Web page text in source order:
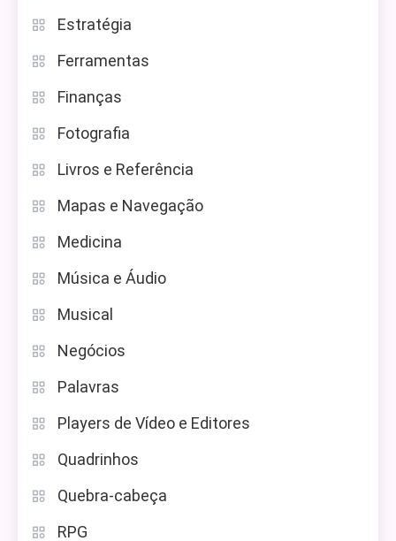
Estratégia
Ferramentas
Finanças
Fotografia
Livros e Referência
Mapas e Navegação
Medicina
Música e Áudio
Musical
Negócios
Palavras
Players de Vídeo e Editores
Quadrinhos
Quebra-cabeça
RPG